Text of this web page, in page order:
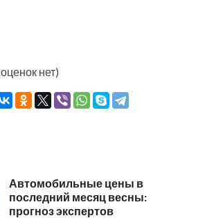
нет)
Автомобильные цены в
последний месяц весны:
прогноз экспертов